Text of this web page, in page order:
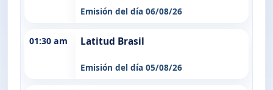
Emisión del día 06/08/26
01:30 am Latitud Brasil
Emisión del día 05/08/26